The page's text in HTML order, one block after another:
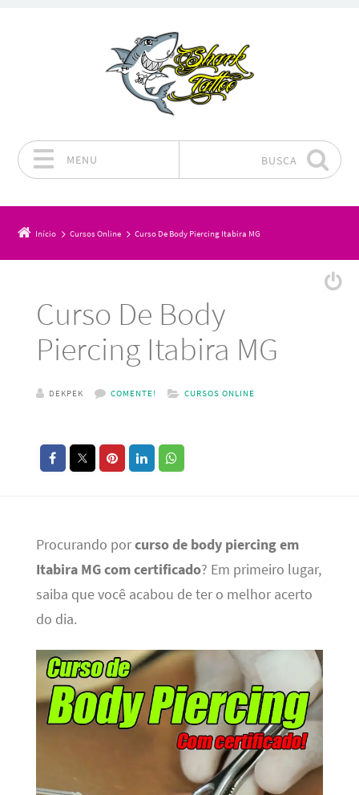
MENU BUSCA
Início Cursos Online Curso De Body Piercing Itabira MG
Curso De Body
Piercing Itabira MG
DEKPEK COMENTE! CURSOS ONLINE
Procurando porcurso de body piercing em
Itabira MG com certificado? Em primeiro lugar,
saiba que você acabou de ter o melhor acerto
do dia.